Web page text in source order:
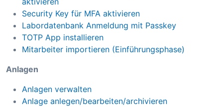
Security Key für MFA aktivieren
Labordatenbank Anmeldung mit Passkey
TOTP App installieren
Mitarbeiter importieren (Einführungsphase)
Anlagen
Anlagen verwalten
Anlage anlegen/bearbeiten/archivieren